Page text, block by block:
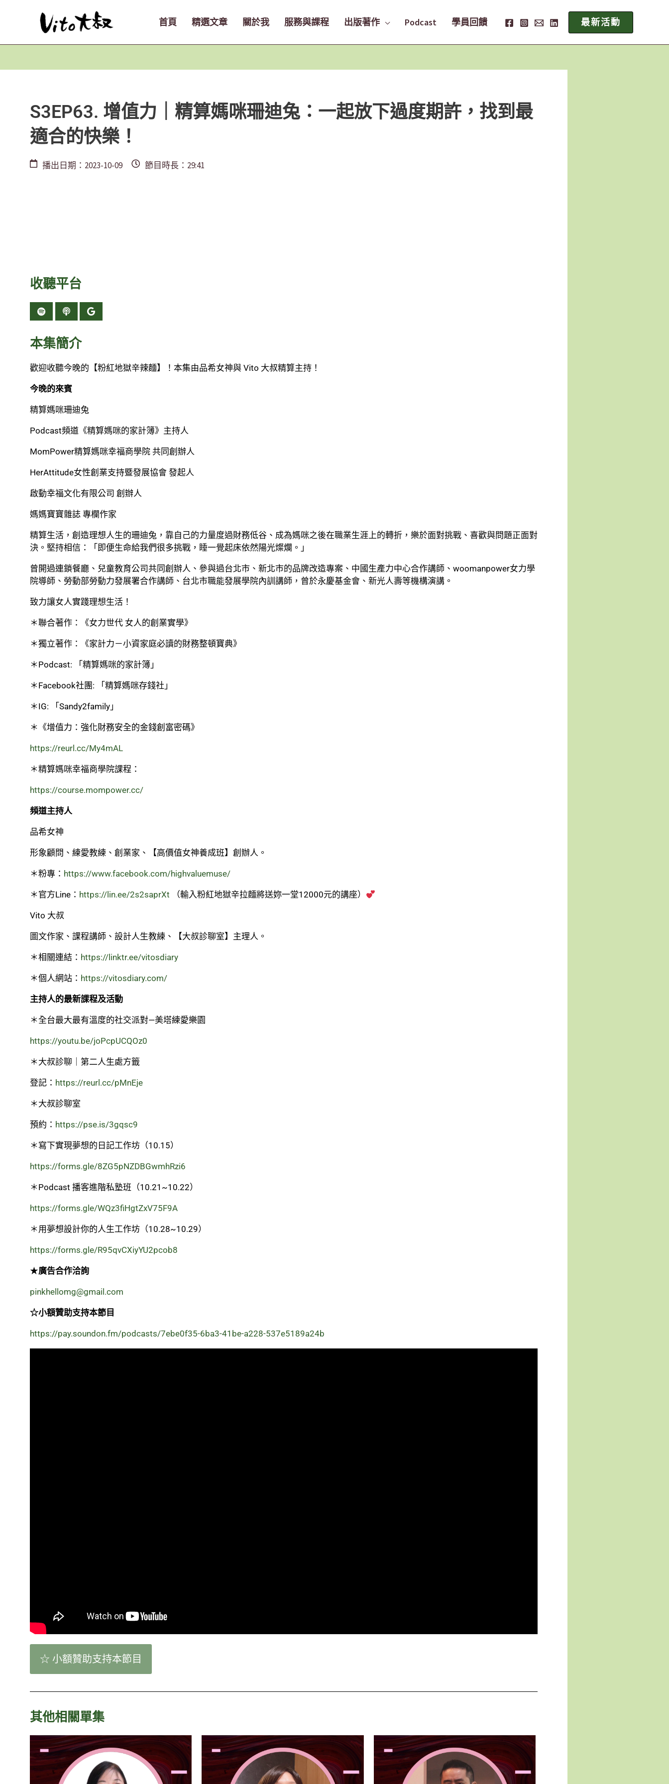
要
容
首頁 精選文章 關於我 服務與課程 出版著作 Podcast 學員回饋 最新活動
S3EP63. 增值力｜精算媽咪珊迪兔：一起放下過度期許，找到最
適合的快樂！
播出日期：2023-10-09 節目時長：29:41
收聽平台
本集簡介
歡迎收聽今晚的【粉紅地獄辛辣麵】！本集由品希女神與 Vito 大叔精算主持！
今晚的來賓
精算媽咪珊迪兔
Podcast頻道《精算媽咪的家計簿》主持人
MomPower精算媽咪幸福商學院 共同創辦人
HerAttitude女性創業支持暨發展協會 發起人
啟動幸福文化有限公司 創辦人
媽媽寶寶雜誌 專欄作家
精算生活，創造理想人生的珊迪兔，靠自己的力量度過財務低谷、成為媽咪之後在職業生涯上的轉折，樂於面對挑戰、喜歡與問題正面對
決。堅持相信：「即便生命給我們很多挑戰，睡一覺起床依然陽光燦爛。」
曾開過連鎖餐廳、兒童教育公司共同創辦人、參與過台北市、新北市的品牌改造專案、中國生產力中心合作講師、woomanpower女力學
院導師、勞動部勞動力發展署合作講師、台北市職能發展學院內訓講師，曾於永慶基金會、新光人壽等機構演講。
致力讓女人實踐理想生活！
＊聯合著作：《女力世代 女人的創業實學》
＊獨立著作：《家計力－小資家庭必讀的財務整頓寶典》
＊Podcast: 「精算媽咪的家計簿」
＊Facebook社團: 「精算媽咪存錢社」
＊IG: 「Sandy2family」
＊《增值力：強化財務安全的金錢創富密碼》
https://reurl.cc/My4mAL
＊精算媽咪幸福商學院課程：
https://course.mompower.cc/
頻道主持人
品希女神
形象顧問、練愛教練、創業家、【高價值女神養成班】創辦人。
＊粉專： https://www.facebook.com/highvaluemuse/
＊官方Line： https://lin.ee/2s2saprXt （輸入粉紅地獄辛拉麵將送妳一堂12000元的講座）
Vito 大叔
圖文作家、課程講師、設計人生教練、【大叔診聊室】主理人。
＊相關連結： https://linktr.ee/vitosdiary
＊個人網站： https://vitosdiary.com/
主持人的最新課程及活動
＊全台最大最有溫度的社交派對—美塔練愛樂園
https://youtu.be/joPcpUCQOz0
＊大叔診聊｜第二人生處方籤
登記： https://reurl.cc/pMnEje
＊大叔診聊室
預約： https://pse.is/3gqsc9
＊寫下實現夢想的日記工作坊（10.15）
https://forms.gle/8ZG5pNZDBGwmhRzi6
＊Podcast 播客進階私塾班（10.21~10.22）
https://forms.gle/WQz3fiHgtZxV75F9A
＊用夢想設計你的人生工作坊（10.28~10.29）
https://forms.gle/R95qvCXiyYU2pcob8
★廣告合作洽詢
pinkhellomg@gmail.com
☆小額贊助支持本節目
https://pay.soundon.fm/podcasts/7ebe0f35-6ba3-41be-a228-537e5189a24b
☆ 小額贊助支持本節目
其他相關單集